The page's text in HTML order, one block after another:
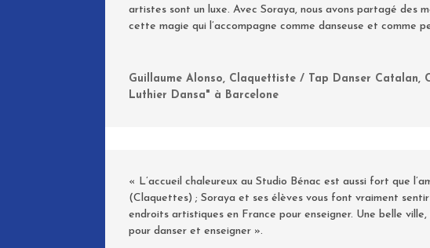
artistes sont un luxe. Avec Soraya, nous avons partagé des
cette magie qui l’accompagne comme danseuse et comme
Guillaume Alonso, Claquettiste / Tap Danser
Luthier Dansa" à Barcelone
« L’accueil chaleureux au Studio Bénac est aussi fort que
(Claquettes) ; Soraya et ses élèves vous font vraiment
endroits artistiques en France pour enseigner. Une belle
pour danser et enseigner ».